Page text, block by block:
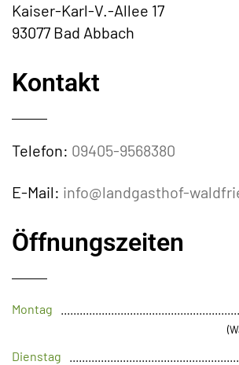
Kaiser-Karl-V.-Allee 17
93077 Bad Abbach
Kontakt
Telefon: 09405-9568380
E-Mail: info@landgasthof-
Öffnungszeiten
Montag
Dienstag